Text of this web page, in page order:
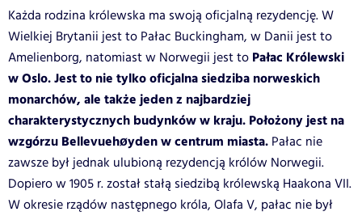
Każda rodzina królewska ma swoją oficjalną rezydencję. W
Wielkiej Brytanii jest to Pałac Buckingham, w Danii jest to
Amelienborg, natomiast w Norwegii jest to Pałac Królewski
w Oslo. Jest to nie tylko oficjalna siedziba norweskich
monarchów, ale także jeden z najbardziej
charakterystycznych budynków w kraju. Położony jest na
wzgórzu Bellevuehøyden w centrum miasta. Pałac nie
zawsze był jednak ulubioną rezydencją królów Norwegii.
Dopiero w 1905 r. został stałą siedzibą królewską Haakona VII.
W okresie rządów następnego króla, Olafa V, pałac nie był